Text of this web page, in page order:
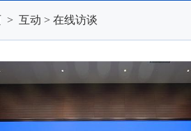
> 互动 > 在线访谈